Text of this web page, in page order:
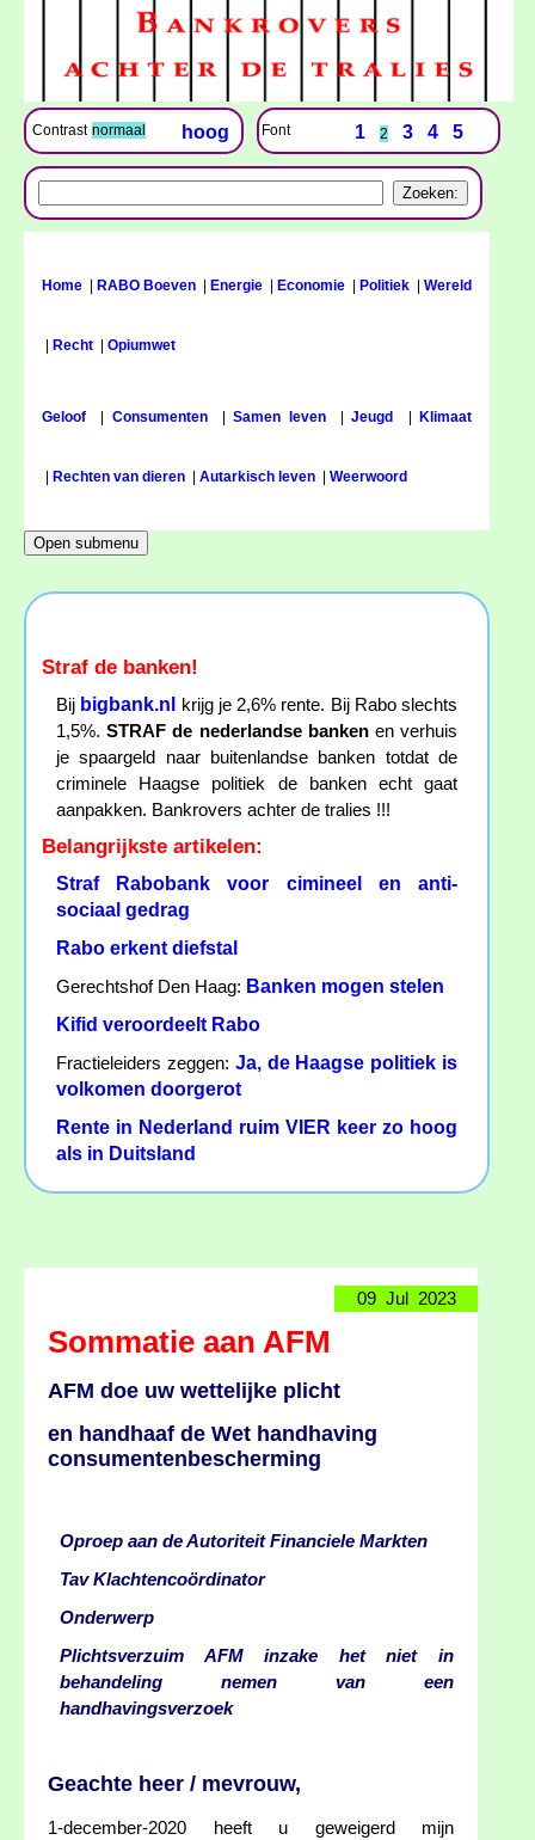
Contrast normaal hoog Font 1 2 3 4 5
Home RABO Boeven Energie Economie Politiek Wereld
Recht Opiumwet
Geloof Consumenten|Samen leven|Jeugd Klimaat
Rechten van dieren Autarkisch leven Weerwoord
Straf de banken!
Bij bigbank.nl
krijg je 2,6% rente. Bij Rabo slechts
1,5%.STRAF de nederlandse bankenen verhuis
je spaargeld naar buitenlandse banken totdat de
criminele Haagse politiek de banken echt gaat
aanpakken. Bankrovers achter de tralies !!!
Belangrijkste artikelen:
Straf Rabobank voor cimineel en anti-
sociaal gedrag
Rabo erkent diefstal
Gerechtshof Den Haag: Banken mogen stelen
Kifid veroordeelt Rabo
Fractieleiders zeggen: Ja, de Haagse politiek is
volkomen doorgerot
Rente in Nederland ruim VIER keer zo hoog
als in Duitsland
09 Jul 2023
Sommatie aan AFM
AFM doe uw wettelijke plicht
en handhaaf de Wet handhaving
consumentenbescherming
Oproep aan de Autoriteit Financiele Markten
Tav Klachtencoördinator
Onderwerp
Plichtsverzuim AFM inzake het niet in
behandeling nemen van een
handhavingsverzoek
Geachte heer / mevrouw,
1-december-2020 heeft u geweigerd mijn